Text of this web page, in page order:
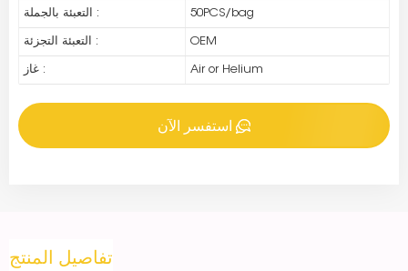
التعبئة بالجملة : 50PCS/bag
التعبئة التجزئة : OEM
غاز : Air or Helium
استفسر الآن
تفاصيل المنتج